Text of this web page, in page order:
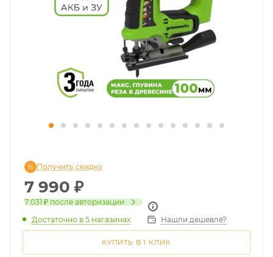
7 990 ₽
7 031 ₽ после авторизации
Получить скидку
Достаточно в 5 магазинах Нашли дешевле?
КУПИТЬ В 1 КЛИК